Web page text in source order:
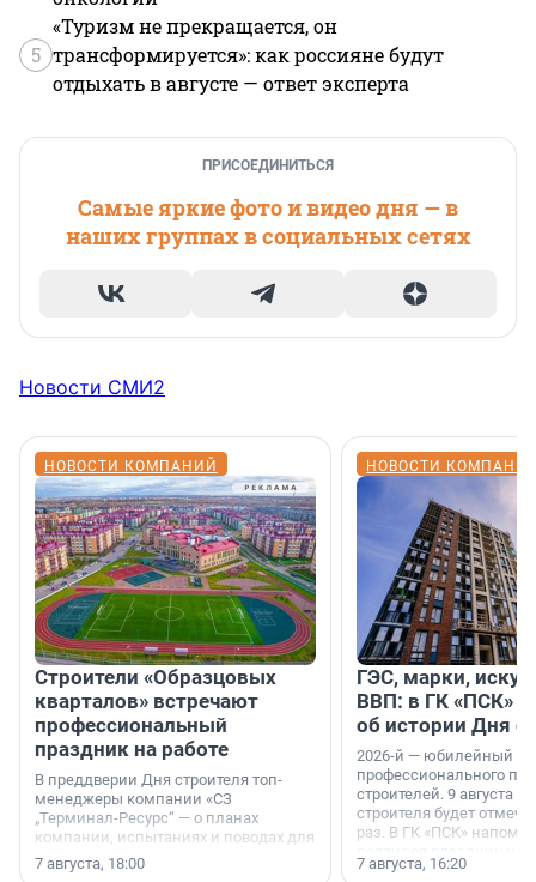
5
«Туризм не прекращается, он
трансформируется»: как россияне будут
отдыхать в августе — ответ эксперта
ПРИСОЕДИНИТЬСЯ
Самые яркие фото и видео дня — в
наших группах в социальных сетях
Новости СМИ2
НОВОСТИ КОМПАНИЙ
Строители «Образцовых
кварталов» встречают
профессиональный
праздник на работе
В преддверии Дня строителя топ-
менеджеры компании «СЗ
„Терминал-Ресурс“ — о планах
компании, испытаниях и поводах для
осторожного оптимизма.
7 августа, 18:00
НОВОСТИ
ГЭС, марки,
ВВП: в ГК «ПСК»
об истории Дня
2026-й — юбилейный
профессионального
строителей. 9 августа
строителя будет
раз. В ГК «ПСК»
поменялась роль
7 августа, 16:20